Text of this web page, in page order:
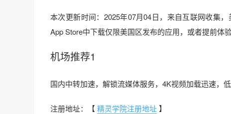
本次更新时间：2025年07月04日，来自互联网收集
App Store中下载仅限美国区发布的应用，或者提前体
机场推荐1
国内中转加速，解锁流媒体服务，4K视频加载迅速，低
注册地址：【精灵学院注册地址】